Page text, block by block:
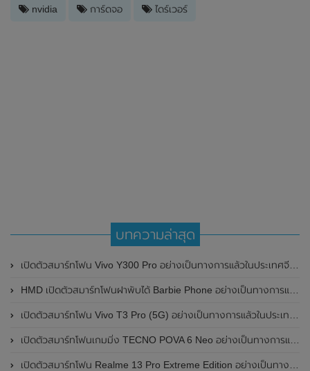
nvidia การ์ดจอ ไดร์เวอร์
บทความล่าสุด
เปิดตัวสมาร์ทโฟน Vivo Y300 Pro อย่างเป็นทางการแล้วในประเทศจีน มาพร้อมดีไซน์พรีเมี่ยม ทนทาน และแบตเตอรี่สุดอึดขนาดใหญ่ 6,500mAh พร้อมรองรับการชาร์จไว 80W
HMD เปิดตัวสมาร์ทโฟนฝาพับได้ Barbie Phone อย่างเป็นทางการแล้ว มาพร้อมธีมสีชมพูสดใส
เปิดตัวสมาร์ทโฟน Vivo T3 Pro (5G) อย่างเป็นทางการแล้วในประเทศอินเดีย
เปิดตัวสมาร์ทโฟนเกมมิ่ง TECNO POVA 6 Neo อย่างเป็นทางการแล้วในประเทศไทย ในราคา 8,499 บาท
เปิดตัวสมาร์ทโฟน Realme 13 Pro Extreme Edition อย่างเป็นทางการแล้วในประเทศจีน